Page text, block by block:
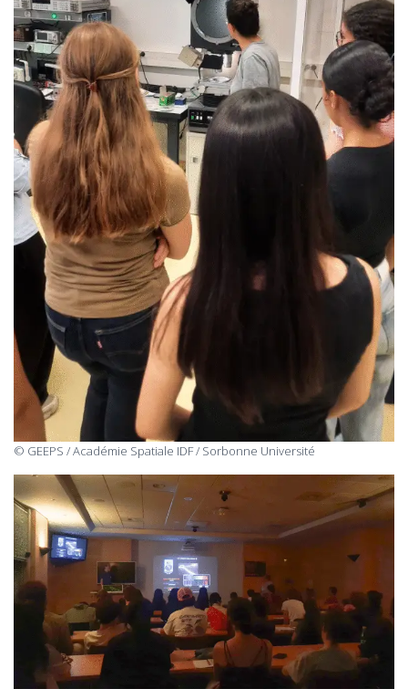
© GEEPS / Académie Spatiale IDF / Sorbonne Université